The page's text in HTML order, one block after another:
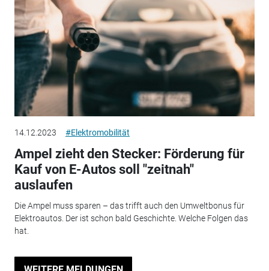
14.12.2023 #Elektromobilität
Ampel zieht den Stecker: Förderung für
Kauf von E-Autos soll "zeitnah"
auslaufen
Die Ampel muss sparen – das trifft auch den Umweltbonus für
Elektroautos. Der ist schon bald Geschichte. Welche Folgen das
hat.